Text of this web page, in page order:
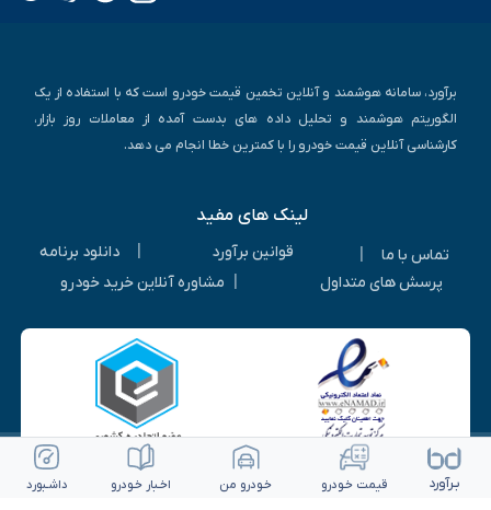
برآورد، سامانه هوشمند و آنلاین تخمین قیمت خودرو است که با استفاده از یک
الگوریتم هوشمند و تحلیل داده های بدست آمده از معاملات روز بازار،
کارشناسی آنلاین قیمت خودرو را با کمترین خطا انجام می دهد.
لینک های مفید
تماس با ما قوانین برآورد
دانلود برنامه
پرسش های متداول
مشاوره آنلاین خرید خودرو
بـرآورد قیمت خـودرو خـودرو من اخـبار خـودرو داشـبورد